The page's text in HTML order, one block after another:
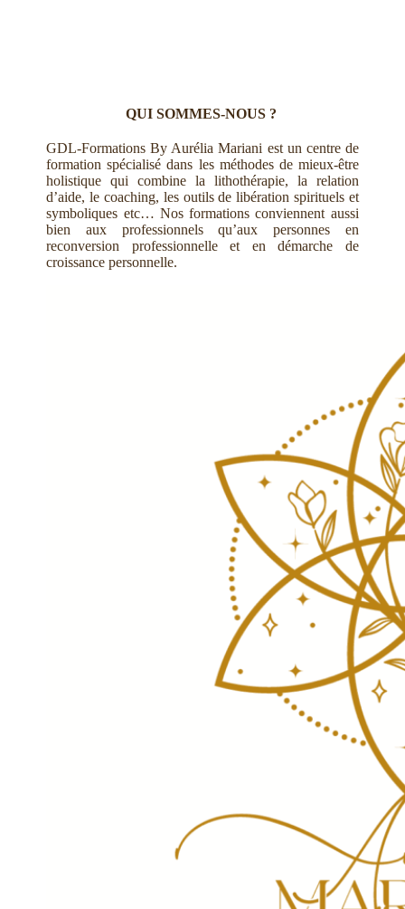
QUI SOMMES-NOUS ?
GDL-Formations By Aurélia Mariani est un centre de
formation spécialisé dans les méthodes de mieux-être
holistique qui combine la lithothérapie, la relation
d’aide, le coaching, les outils de libération spirituels et
symboliques etc… Nos formations conviennent aussi
bien aux professionnels qu’aux personnes en
reconversion professionnelle et en démarche de
croissance personnelle.